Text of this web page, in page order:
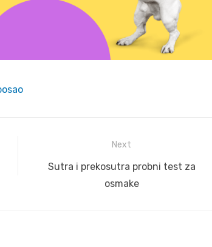
Next
Next
Sutra i prekosutra probni test za
osmake